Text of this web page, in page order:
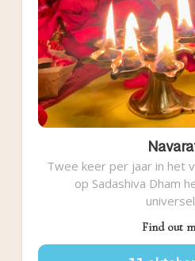
Twee keer per jaar in het
op Sadashiva Dham
Find out